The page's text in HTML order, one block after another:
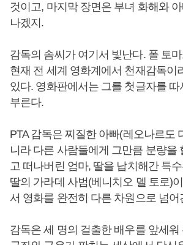
것이고, 마지막 장면은 부녀 화해와
나겠지.
감독의 솜씨가 여기서 빛난다. 폴 토
현재 전 세계 영화계에서 천재감독이
있다. 영화판에서는 그를 첫글자를 따
부른다.
PTA 감독은 찌질한 아빠(레오나르도
니라 다른 사람들에게 그만큼 분량을
고 떠나버린 엄마, 딸을 납치해간 특
딸의 가라데 사범(베니치오 델 토로)
서 영화를 완전히 다른 차원으로 넘어
감독은 세 명의 걸출한 배우를 앞세